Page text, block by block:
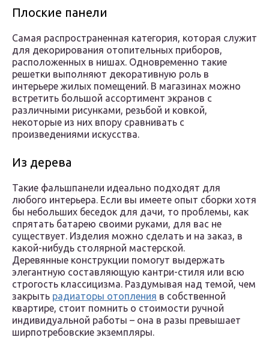
Плоские панели
Самая распространенная категория, которая служит
для декорирования отопительных приборов,
расположенных в нишах. Одновременно такие
решетки выполняют декоративную роль в
интерьере жилых помещений. В магазинах можно
встретить большой ассортимент экранов с
различными рисунками, резьбой и ковкой,
некоторые из них впору сравнивать с
произведениями искусства.
Из дерева
Такие фальшпанели идеально подходят для
любого интерьера. Если вы имеете опыт сборки хотя
бы небольших беседок для дачи, то проблемы, как
спрятать батарею своими руками, для вас не
существует. Изделия можно сделать и на заказ, в
какой-нибудь столярной мастерской.
Деревянные конструкции помогут выдержать
элегантную составляющую кантри-стиля или всю
строгость классицизма. Раздумывая над темой, чем
закрыть радиаторы отопления в собственной
квартире, стоит помнить о стоимости ручной
индивидуальной работы – она в разы превышает
ширпотребовские экземпляры.